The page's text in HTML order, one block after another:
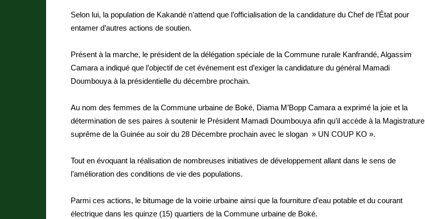
Selon lui, la population de Kakandé n’attend que l’officialisation de la candidature du Chef de l’État pour
entamer d’autres actions de soutien.
Présent à la marche, le président de la délégation spéciale de la Commune rurale Kanfrandé, Algassim
Camara a indiqué que l’objectif de cet événement est d’exiger la candidature du général Mamadi
Doumbouya à la présidentielle du décembre prochain.
Au nom des femmes de la Commune urbaine de Boké, Diama M’Bopp Camara a exprimé la joie et la
détermination de ses paires à soutenir le Président Mamadi Doumbouya afin qu’il accède à la Magistrature
suprême de la Guinée au soir du 28 Décembre prochain avec le slogan » UN COUP KO ».
Tout en évoquant la réalisation de nombreuses initiatives de développement allant dans le sens de
l’amélioration des conditions de vie des populations.
Parmi ces actions, le bitumage de la voirie urbaine ainsi que la fourniture d’eau potable et du courant
électrique dans les quinze (15) quartiers de la Commune urbaine de Boké.